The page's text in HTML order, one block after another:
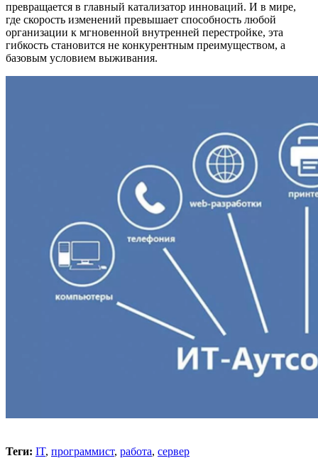
превращается в главный катализатор инноваций. И в мире,
где скорость изменений превышает способность любой
организации к мгновенной внутренней перестройке, эта
гибкость становится не конкурентным преимуществом, а
базовым условием выживания.
Теги: IT, программист, работа, сервер